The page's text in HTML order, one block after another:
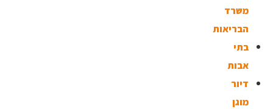
משרד
הבריאות
בתי
אבות
דיור
מוגן